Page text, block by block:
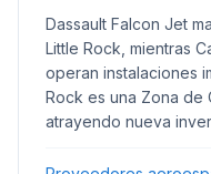
Dassault Falcon Jet
Little Rock, mientras
operan instalaciones
Rock es una Zona de
atrayendo nueva